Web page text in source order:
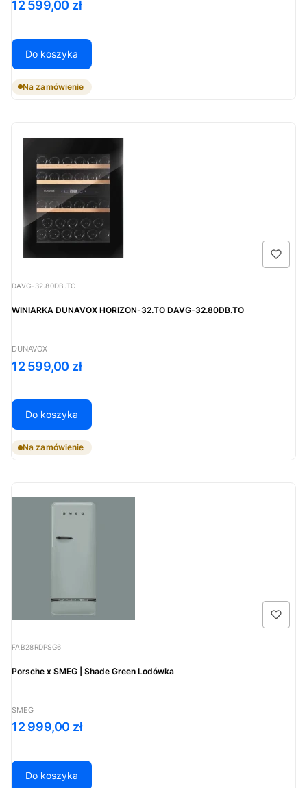
Cena
12 599,00 zł
Do koszyka
Na zamówienie
Kod produktu
DAVG-32.80DB.TO
WINIARKA DUNAVOX HORIZON-32.TO DAVG-32.80DB.TO
PRODUCENT
DUNAVOX
Cena
12 599,00 zł
Do koszyka
Na zamówienie
Kod produktu
FAB28RDPSG6
Porsche x SMEG | Shade Green Lodówka
PRODUCENT
SMEG
Cena
12 999,00 zł
Do koszyka